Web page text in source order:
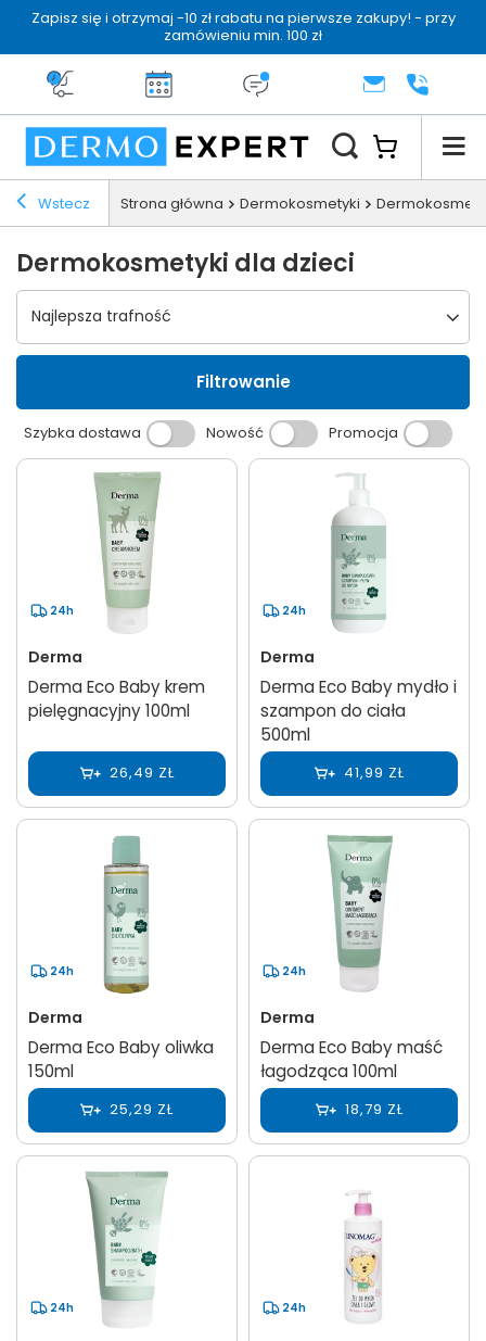
Zapisz się i otrzymaj -10 zł rabatu na pierwsze zakupy! - przy
zamówieniu min. 100 zł
Darmowa dostawa od 199 zł
14 dni na zwrotDermo konsultacjaKONTAKT+48 222
Wstecz Strona główna Dermokosmetyki
Dermokosmetyki dla dzieci
Wybierz sortowanie
Najlepsza trafność
Filtrowanie
Szybka dostawa Nowość Promocja
24h
Derma
Derma Eco Baby krem
pielęgnacyjny 100ml
26,49 ZŁ
24h
Derma
Derma Eco Baby mydło i
szampon do ciała
500ml
41,99 ZŁ
24h
Derma
Derma Eco Baby oliwka
150ml
25,29 ZŁ
24h
Derma
Derma Eco Baby maść
łagodząca 100ml
18,79 ZŁ
24h 24h